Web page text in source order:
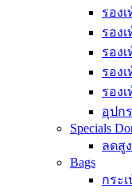
รอง
รอง
รอง
รอง
รอง
อุปก
Specials
ลดสู
Bags
กระ